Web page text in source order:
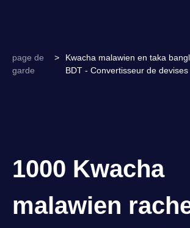
page de
garde
>
Kwacha malawien en taka
BDT - Convertisseur de devises
1000 Kwacha
malawien